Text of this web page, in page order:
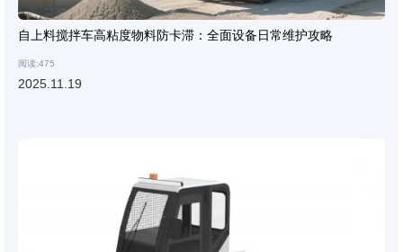
自上料搅拌车高粘度物料防卡滞：全面设备日常维护攻略
阅读:475
2025.11.19